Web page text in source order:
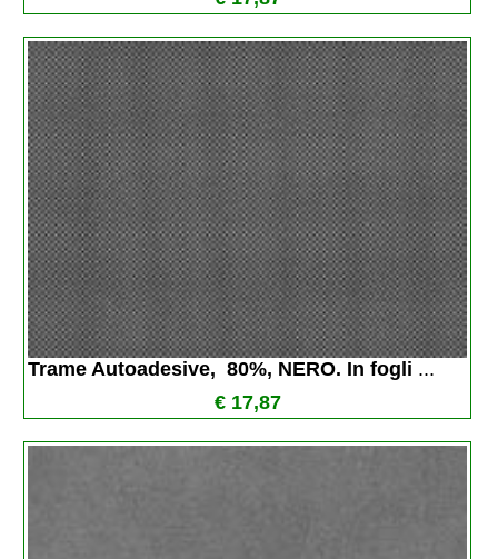
Trame Autoadesive,  80%, NERO. In fogli ...
€ 17,87